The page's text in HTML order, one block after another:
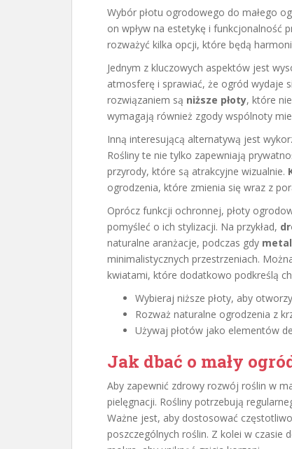
Wybór płotu ogrodowego do małego
on wpływ na estetykę i funkcjonalność
rozważyć kilka opcji, które będą
Jednym z kluczowych aspektów jest
atmosferę i sprawiać, że ogród wydaje
rozwiązaniem są niższe płoty, które
wymagają również zgody wspólnoty
Inną interesującą alternatywą jest
Rośliny te nie tylko zapewniają
przyrody, które są atrakcyjne wizualnie.
ogrodzenia, które zmienia się wraz z
Oprócz funkcji ochronnej, płoty
pomyśleć o ich stylizacji. Na przykład,
naturalne aranżacje, podczas gdy
minimalistycznych przestrzeniach.
kwiatami, które dodatkowo podkreślą
Wybieraj niższe płoty, aby
Rozważ naturalne ogrodzenia z
Używaj płotów jako elementów
Jak dbać o mały
Aby zapewnić zdrowy rozwój roślin w
pielęgnacji. Rośliny potrzebują
Ważne jest, aby dostosować
poszczególnych roślin. Z kolei w czasie